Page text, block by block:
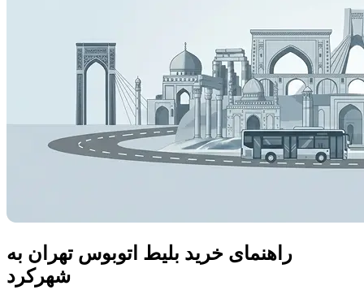
راهنمای خرید بلیط اتوبوس تهران به
شهرکرد